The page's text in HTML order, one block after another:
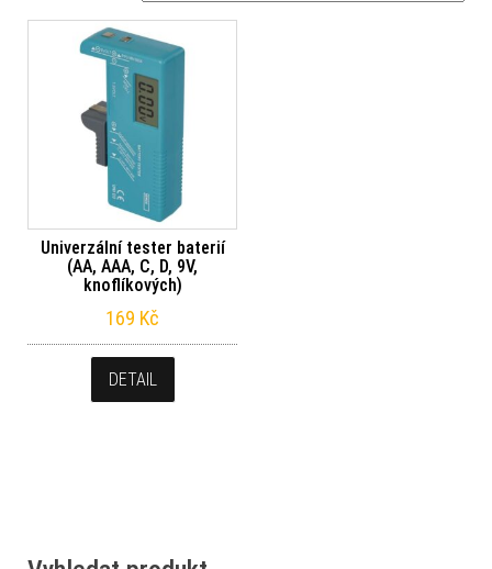
Univerzální tester baterií
(AA, AAA, C, D, 9V,
knoflíkových)
169 Kč
DETAIL